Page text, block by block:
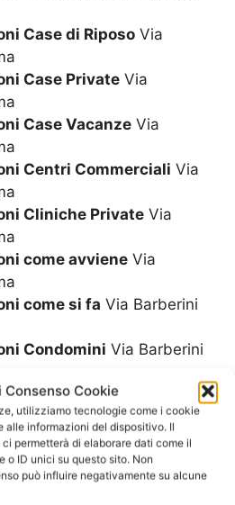
Consenso Cookie
utilizziamo tecnologie come i cookie
alle informazioni del dispositivo. Il
permetterà di elaborare dati come il
o ID unici su questo sito. Non
può influire negativamente su alcune
Case di Riposo Via
Case Private Via
Case Vacanze Via
Centri Commerciali Via
Cliniche Private Via
come avviene Via
come si fa Via Barberini
Condomini Via Barberini
DomenicaVia Barberini
EconomicaVia Barberini
EntiVia Barberini Roma